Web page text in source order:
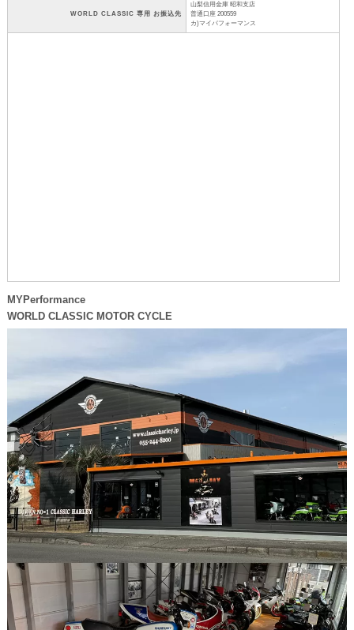
WORLD CLASSIC 専用 お振込先
山梨信用金庫 昭和支店
普通口座 200559
カ)マイパフォーマンス
MYPerformance
WORLD CLASSIC MOTOR CYCLE